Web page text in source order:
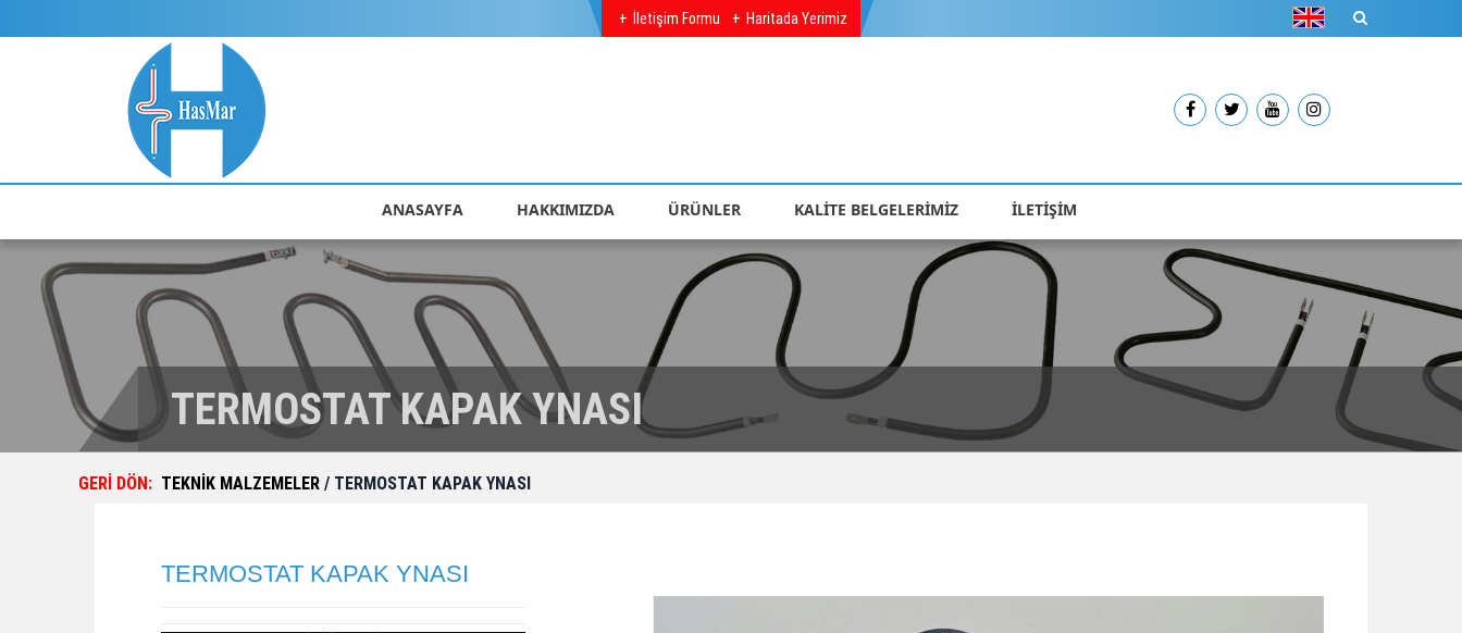
İletişim Formu Haritada Yerimiz
ANASAYFA HAKKIMIZDA ÜRÜNLER KALİTE BELGELERİMİZ İLETİŞİM
TERMOSTAT KAPAK YNASI
GERİ DÖN: TEKNİK MALZEMELER / TERMOSTAT KAPAK YNASI
TERMOSTAT KAPAK YNASI